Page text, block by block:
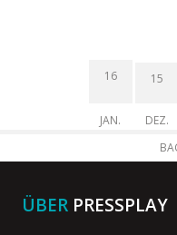
16
JAN.
15
DEZ.
ÜBER PRESSPLAY